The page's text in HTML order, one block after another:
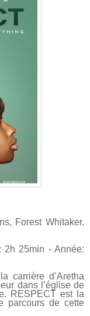
Forest Whitaker,
2h 25min - Année:
carrière d’Aretha
dans l’église de
RESPECT est la
parcours de cette